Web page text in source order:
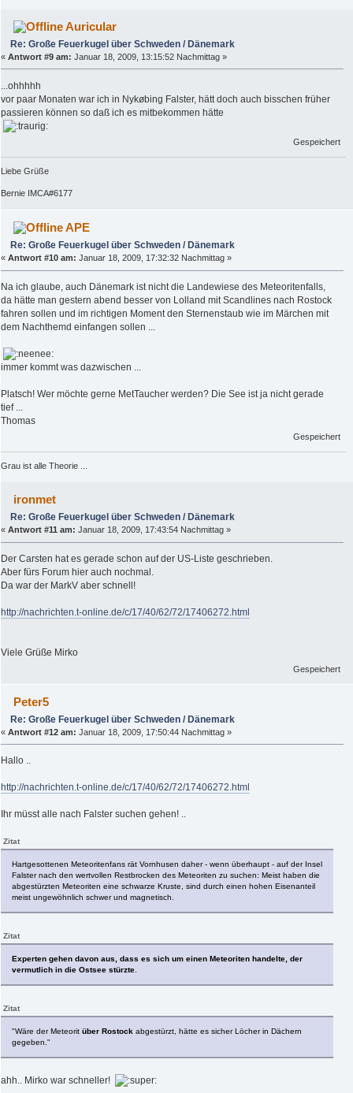
Auricular
Re: Große Feuerkugel über Schweden / Dänemark
« Antwort #9 am: Januar 18, 2009, 13:15:52 Nachmittag »
...ohhhhh
vor paar Monaten war ich in Nykøbing Falster, hätt doch auch bisschen früher
passieren können so daß ich es mitbekommen hätte
Gespeichert
Liebe Grüße
Bernie IMCA#6177
APE
Re: Große Feuerkugel über Schweden / Dänemark
« Antwort #10 am: Januar 18, 2009, 17:32:32 Nachmittag »
Na ich glaube, auch Dänemark ist nicht die Landewiese des Meteoritenfalls,
da hätte man gestern abend besser von Lolland mit Scandlines nach Rostock
fahren sollen und im richtigen Moment den Sternenstaub wie im Märchen mit
dem Nachthemd einfangen sollen ...
immer kommt was dazwischen ...
Platsch! Wer möchte gerne MetTaucher werden? Die See ist ja nicht gerade
tief ...
Thomas
Gespeichert
Grau ist alle Theorie ...
ironmet
Re: Große Feuerkugel über Schweden / Dänemark
« Antwort #11 am: Januar 18, 2009, 17:43:54 Nachmittag »
Der Carsten hat es gerade schon auf der US-Liste geschrieben.
Aber fürs Forum hier auch nochmal.
Da war der MarkV aber schnell!
http://nachrichten.t-online.de/c/17/40/62/72/17406272.html
Viele Grüße Mirko
Gespeichert
Peter5
Re: Große Feuerkugel über Schweden / Dänemark
« Antwort #12 am: Januar 18, 2009, 17:50:44 Nachmittag »
Hallo ..
http://nachrichten.t-online.de/c/17/40/62/72/17406272.html
Ihr müsst alle nach Falster suchen gehen! ..
Zitat
Hartgesottenen Meteoritenfans rät Vornhusen daher - wenn überhaupt - auf der Insel
Falster nach den wertvollen Restbrocken des Meteoriten zu suchen: Meist haben die
abgestürzten Meteoriten eine schwarze Kruste, sind durch einen hohen Eisenanteil
meist ungewöhnlich schwer und magnetisch.
Zitat
Experten gehen davon aus, dass es sich um einen Meteoriten handelte, der
vermutlich in die Ostsee stürzte.
Zitat
"Wäre der Meteorit über Rostock abgestürzt, hätte es sicher Löcher in Dächern
gegeben."
ahh.. Mirko war schneller!